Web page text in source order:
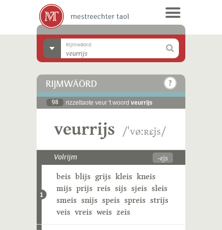
Rijmwäörd
RIJMWÄÖRD
98 rizzeltaote veur 't woord veurrijs
veurrijs /ˈvøːʀɛjs/
Volrijm -ɛjs
1
beis blijs grijs kleis kneis
mijs prijs reis sijs sjeis sleis
smeis snijs speis spreis strijs
veis vreis weis zeis